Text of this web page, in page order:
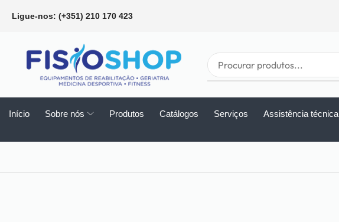
Ligue-nos: (+351) 210 170 423
Início Sobre nós Produtos Catálogos Serviços Assistência técnica